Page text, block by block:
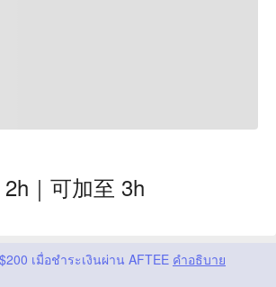
｜可加至 3h
เมื่อชำระเงินผ่าน AFTEE คำอธิบาย